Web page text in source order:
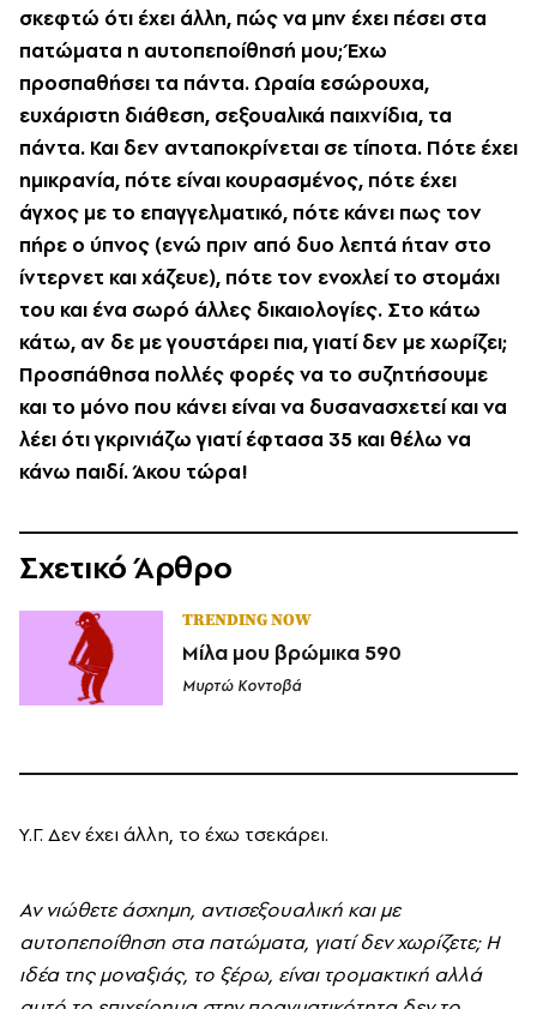
σκεφτώ ότι έχει άλλη, πώς να μην έχει πέσει στα
πατώματα η αυτοπεποίθησή μου; Έχω
προσπαθήσει τα πάντα. Ωραία εσώρουχα,
ευχάριστη διάθεση, σεξουαλικά παιχνίδια, τα
πάντα. Και δεν ανταποκρίνεται σε τίποτα. Πότε έχει
ημικρανία, πότε είναι κουρασμένος, πότε έχει
άγχος με το επαγγελματικό, πότε κάνει πως τον
πήρε ο ύπνος (ενώ πριν από δυο λεπτά ήταν στο
ίντερνετ και χάζευε), πότε τον ενοχλεί το στομάχι
του και ένα σωρό άλλες δικαιολογίες. Στο κάτω
κάτω, αν δε με γουστάρει πια, γιατί δεν με χωρίζει;
Προσπάθησα πολλές φορές να το συζητήσουμε
και το μόνο που κάνει είναι να δυσανασχετεί και να
λέει ότι γκρινιάζω γιατί έφτασα 35 και θέλω να
κάνω παιδί. Άκου τώρα!
Σχετικό Άρθρο
TRENDING NOW
Μίλα μου βρώμικα 590
Μυρτώ Κοντοβά
Υ.Γ. Δεν έχει άλλη, το έχω τσεκάρει.
Αν νιώθετε άσχημη, αντισεξουαλική και με
αυτοπεποίθηση στα πατώματα, γιατί δεν χωρίζετε; Η
ιδέα της μοναξιάς, το ξέρω, είναι τρομακτική αλλά